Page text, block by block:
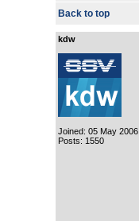
Back to top
kdw
Joined: 05 May 2006
Posts: 1550